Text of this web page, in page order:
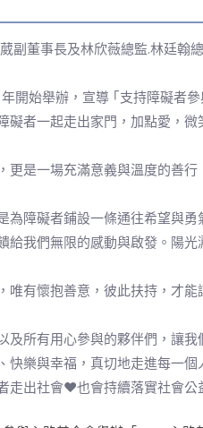
副董事長及林欣薇總監.林廷翰
開始舉辦，宣導 ｢支持障礙
礙者一起走出家門，加點愛，
更是一場充滿意義與溫度的善
為障礙者鋪設一條通往希望與
給我們無限的感動與啟發。陽
唯有懷抱善意，彼此扶持，才
及所有用心參與的夥伴們，讓
快樂與幸福，真切地走進每一個
走出社會❤️也會持續落實社會公